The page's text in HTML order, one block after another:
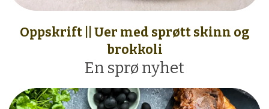
Oppskrift || Uer med sprøtt skinn og
brokkoli
En sprø nyhet